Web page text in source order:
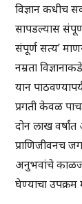
विज्ञान कधीच
सापडल्यास
संपूर्ण सत्य’
नम्रता
यान
प्रगती केवळ
दोन लाख
प्राणिजीवनच
अनुभवांचे
घेण्याचा